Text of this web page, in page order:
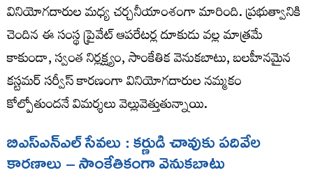
వినియోగదారుల మధ్య చర్చనీయాంశంగా మారింది. ప్రభుత్వానికి
చెందిన ఈ సంస్థ ప్రైవేట్‌ ఆపరేటర్ల దూకుడు వల్ల మాత్రమే
కాకుండా, స్వంత నిర్లక్ష్యం, సాంకేతిక వెనుకబాటు, బలహీనమైన
కస్టమర్‌ సర్వీస్‌ కారణంగా వినియోగదారుల నమ్మకం
కోల్పోతుందనే విమర్శలు వెల్లువెత్తుతున్నాయి.
బిఎస్​ఎన్​ఎల్​ సేవలు : కర్ణుడి చావుకు పదివేల
కారణాలు – సాంకేతికంగా వెనుకబాటు